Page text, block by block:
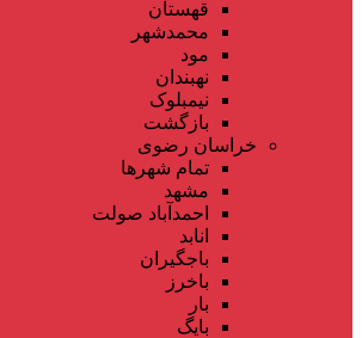
قهستان
محمدشهر
مود
نهبندان
نیمبلوک
بازگشت
خراسان رضوی
تمام شهر‌ها
مشهد
احمدآباد صولت
انابد
باجگیران
باخرز
بار
بایگ